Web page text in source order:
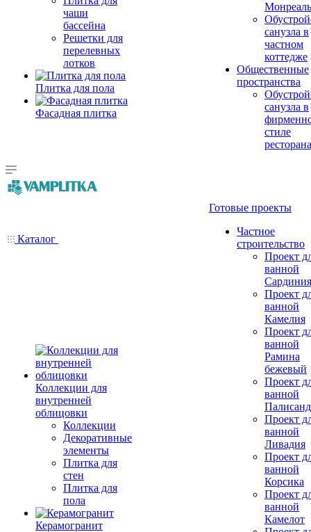
чаши
бассейна
Решетки для
перелевных
лотков
Плитка для пола
Фасадная плитка
Монреаль
санузла в
частном
коттедже
Общественные
пространства
санузла в
стиле
ресторана
Каталог
Коллекции для
внутренней
облицовки
Коллекции
Декоративные
элементы
Плитка для
стен
Плитка для
пола
Керамогранит
Готовые проекты
Частное
строительство
Проект
ванной
Сардиния
Проект
ванной
Камелия
Проект
ванной
Рамина
бежевый
Проект
ванной
Проект
ванной
Ливадия
Проект
ванной
Корсика
Проект
ванной
Камелот